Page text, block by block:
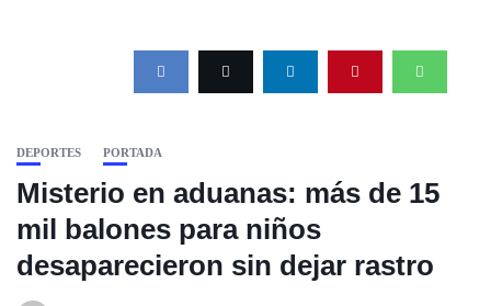
DEPORTES PORTADA
Misterio en aduanas: más de 15
mil balones para niños
desaparecieron sin dejar rastro